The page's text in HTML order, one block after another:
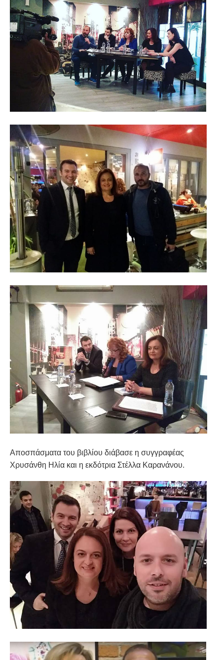
Αποσπάσματα του βιβλίου διάβασε η συγγραφέας
Χρυσάνθη Ηλία και η εκδότρια Στέλλα Καρανάνου.